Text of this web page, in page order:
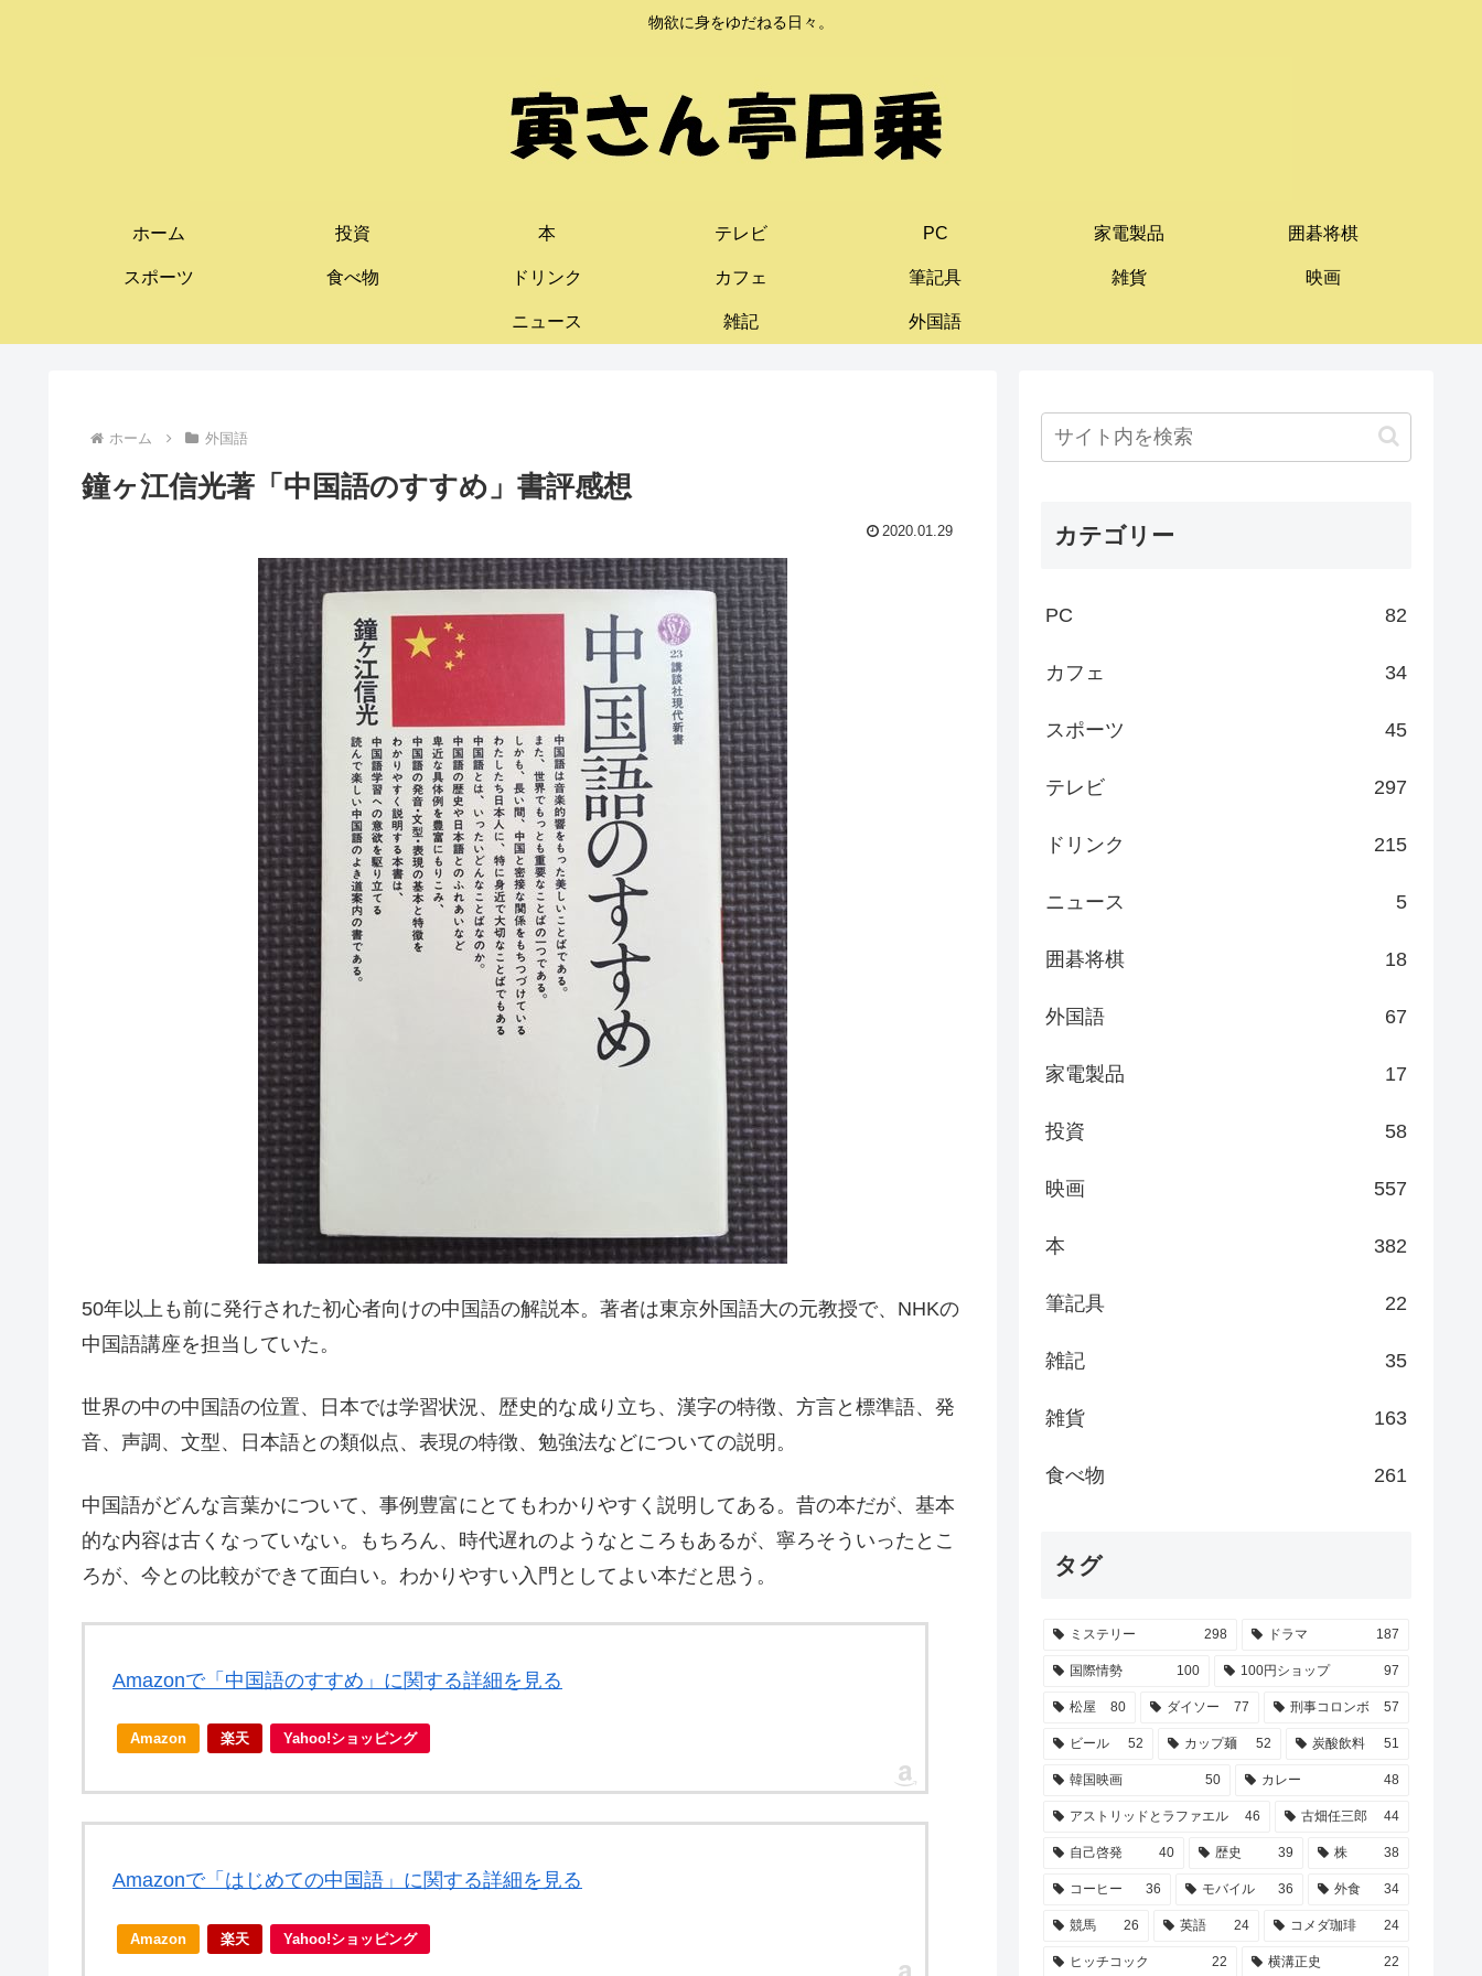
物欲に身をゆだねる日々。
ホーム 投資 本 テレビ PC 家電製品 囲碁将棋
スポーツ 食べ物 ドリンク カフェ 筆記具 雑貨 映画
ニュース 雑記 外国語
ホーム 外国語
鐘ヶ江信光著「中国語のすすめ」書評感想
2020.01.29
50年以上も前に発行された初心者向けの中国語の解説本。著者は東京外国語大の元教授で、NHKの
中国語講座を担当していた。
世界の中の中国語の位置、日本では学習状況、歴史的な成り立ち、漢字の特徴、方言と標準語、発
音、声調、文型、日本語との類似点、表現の特徴、勉強法などについての説明。
中国語がどんな言葉かについて、事例豊富にとてもわかりやすく説明してある。昔の本だが、基本
的な内容は古くなっていない。もちろん、時代遅れのようなところもあるが、寧ろそういったとこ
ろが、今との比較ができて面白い。わかりやすい入門としてよい本だと思う。
Amazonで「中国語のすすめ」に関する詳細を見る
Amazon 楽天 Yahoo!ショッピング
Amazonで「はじめての中国語」に関する詳細を見る
Amazon 楽天 Yahoo!ショッピング
カテゴリー
PC 82
カフェ 34
スポーツ 45
テレビ 297
ドリンク 215
ニュース 5
囲碁将棋 18
外国語 67
家電製品 17
投資 58
映画 557
本 382
筆記具 22
雑記 35
雑貨 163
食べ物 261
タグ
ミステリー 298 ドラマ 187
国際情勢 100 100円ショップ 97
松屋 80 ダイソー 77 刑事コロンボ 57
ビール 52 カップ麺 52 炭酸飲料 51
韓国映画 50 カレー 48
アストリッドとラファエル 46 古畑任三郎 44
自己啓発 40 歴史 39 株 38
コーヒー 36 モバイル 36 外食 34
競馬 26 英語 24 コメダ珈琲 24
ヒッチコック 22 横溝正史 22